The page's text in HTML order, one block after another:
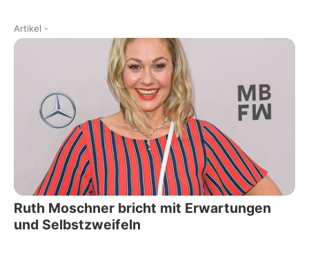
Artikel -
Ruth Moschner bricht mit Erwartungen
und Selbstzweifeln